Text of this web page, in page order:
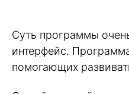
Суть программы
интерфейс.
помогающих